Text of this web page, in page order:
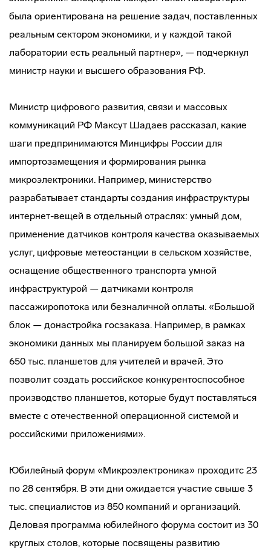
была ориентирована на решение задач, поставленных
реальным сектором экономики, и у каждой такой
лаборатории есть реальный партнер», — подчеркнул
министр науки и высшего образования РФ.
Министр цифрового развития, связи и массовых
коммуникаций РФ Максут Шадаев рассказал, какие
шаги предпринимаются Минцифры России для
импортозамещения и формирования рынка
микроэлектроники. Например, министерство
разрабатывает стандарты создания инфраструктуры
интернет-вещей в отдельный отраслях: умный дом,
применение датчиков контроля качества оказываемых
услуг, цифровые метеостанции в сельском хозяйстве,
оснащение общественного транспорта умной
инфраструктурой — датчиками контроля
пассажиропотока или безналичной оплаты. «Большой
блок — донастройка госзаказа. Например, в рамках
экономики данных мы планируем большой заказ на
650 тыс. планшетов для учителей и врачей. Это
позволит создать российское конкурентоспособное
производство планшетов, которые будут поставляться
вместе с отечественной операционной системой и
российскими приложениями».
Юбилейный форум «Микроэлектроника» проходитс 23
по 28 сентября. В эти дни ожидается участие свыше 3
тыс. специалистов из 850 компаний и организаций.
Деловая программа юбилейного форума состоит из 30
круглых столов, которые посвящены развитию